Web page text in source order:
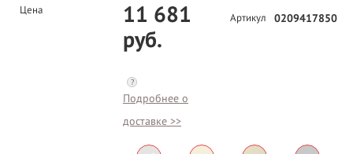
Цена
11 681
руб.
?
Подробнее о
доставке >>
Артикул 0209417850